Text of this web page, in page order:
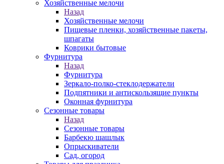
Хозяйственные мелочи
Назад
Хозяйственные мелочи
Пищевые пленки, хозяйственные пакеты,
шпагаты
Коврики бытовые
Фурнитура
Назад
Фурнитура
Зеркало-полко-стеклодержатели
Подпятники и антискользящие пункты
Оконная фурнитура
Сезонные товары
Назад
Сезонные товары
Барбекю шашлык
Опрыскиватели
Сад, огород